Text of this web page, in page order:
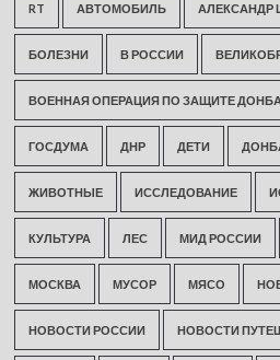
RT АВТОМОБИЛЬ АЛЕКСАНДР
БОЛЕЗНИ В РОССИИ
ВОЕННАЯ ОПЕРАЦИЯ ПО ЗАЩИТЕ
ГОСДУМА ДНР ДЕТИ
ЖИВОТНЫЕ ИССЛЕДОВАНИЕ
КУЛЬТУРА ЛЕС МИД РОССИИ
МОСКВА МУСОР МЯСО
НОВОСТИ РОССИИ НОВОСТИ